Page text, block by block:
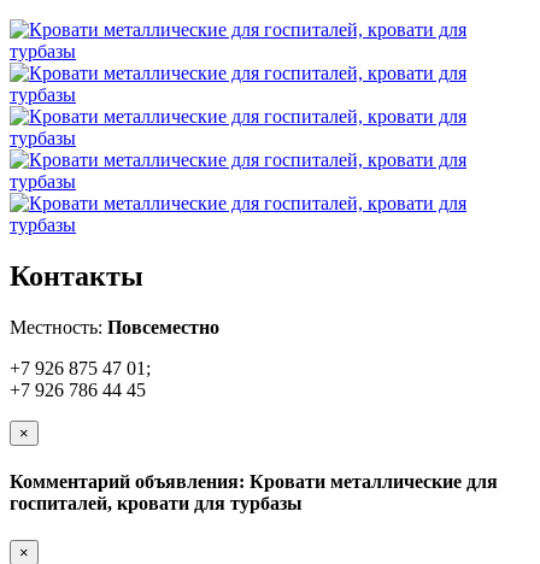
Контакты
Местность: Повсеместно
+7 926 875 47 01;
+7 926 786 44 45
×
Комментарий объявления: Кровати металлические для
госпиталей, кровати для турбазы
×